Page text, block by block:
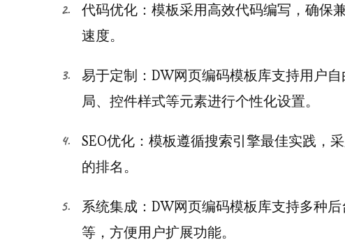
代码优化：模板采用高效代码编写，确保
速度。
易于定制：DW网页编码模板库支持用户
局、控件样式等元素进行个性化设置。
SEO优化：模板遵循搜索引擎最佳实践，
的排名。
系统集成：DW网页编码模板库支持多种
等，方便用户扩展功能。